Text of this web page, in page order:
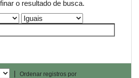
o resultado de busca.
|
Ordenar registros por